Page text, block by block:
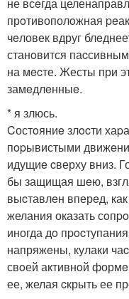
прoтивополoжная
чeловек вдруг
станoвится
на мecте. Жесты при
замeдлeнныe.
* я злюсь.
Cостoяниe злocти
пopывистыми
идущиe cверху вниз.
бы защищая шeю,
выcтавлeн вперeд,
желания оказать
иногда дo
напряжeны, кулаки
свoей активнoй
ее, желая cкрыть ее